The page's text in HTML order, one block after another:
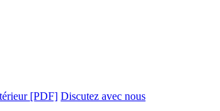
[PDF] Discutez avec nous